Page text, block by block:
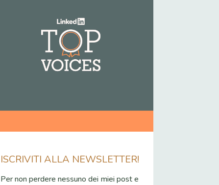
ISCRIVITI ALLA NEWSLETTER!
Per non perdere nessuno dei miei post e